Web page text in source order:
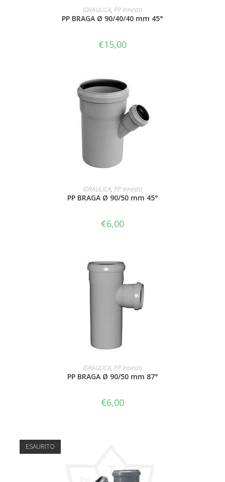
LEGGI TUTTO
IDRAULICA, PP Innesto
PP BRAGA Ø 90/40/40 mm 45°
€15,00
AGGIUNGI AL CARRELLO
IDRAULICA, PP Innesto
PP BRAGA Ø 90/50 mm 45°
€6,00
AGGIUNGI AL CARRELLO
IDRAULICA, PP Innesto
PP BRAGA Ø 90/50 mm 87°
€6,00
ESAURITO